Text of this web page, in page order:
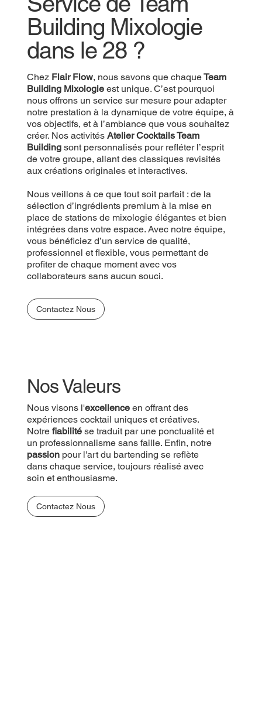
Building Mixologie
dans le 28 ?
Chez Flair Flow, nous savons que chaqueTeam
Building Mixologieest unique. C’est pourquoi
nous offrons un service sur mesure pour adapter
notre prestation à la dynamique de votre équipe, à
vos objectifs, et à l’ambiance que vous souhaitez
créer. Nos activités Atelier Cocktails Team
Buildingsont personnalisés pour refléter l’esprit
de votre groupe, allant des classiques revisités
aux créations originales et interactives.
Nous veillons à ce que tout soit parfait : de la
sélection d’ingrédients premium à la mise en
place de stations de mixologie élégantes et bien
intégrées dans votre espace. Avec notre équipe,
vous bénéficiez d’un service de qualité,
professionnel et flexible, vous permettant de
profiter de chaque moment avec vos
collaborateurs sans aucun souci.
Contactez Nous
Nos Valeurs
Nous visons l'excellenceen offrant des
expériences cocktail uniques et créatives.
Notre fiabilité se traduit par une ponctualité et
un professionnalisme sans faille. Enfin, notre
passionpour l'art du bartending se reflète
dans chaque service, toujours réalisé avec
soin et enthousiasme.
Contactez Nous